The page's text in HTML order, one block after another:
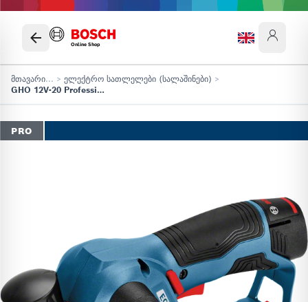
Online Shop
მთავარი... > ელექტრო სათლელები (სალაშინები) >
GHO 12V-20 Professional
PRO